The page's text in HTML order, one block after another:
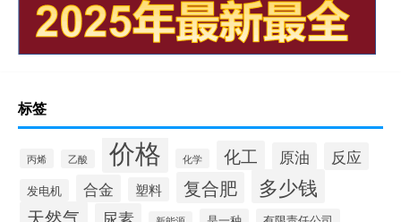
标签
丙烯 乙酸 价格 化学 化工 原油 反应
发电机 合金 塑料 复合肥 多少钱